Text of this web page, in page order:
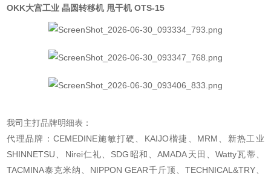
OKK大宫工业 晶圆转移机 甩干机OTS-15
我司主打品牌明细表：
代理品牌：CEMEDINE施敏打硬、KAIJO楷捷、MRM、新热工业
SHINNETSU、Nirei仁礼、SDG昭和、AMADA天田、Watty瓦蒂、
TACMINA泰克米纳、NIPPON GEAR千斤顶、TECHNICAL&TRY、